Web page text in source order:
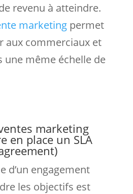
revenu à atteindre.
marketingpermet
aux commerciaux et
une même échelle de
marketing
en place un SLA
d’un engagement
les objectifs est